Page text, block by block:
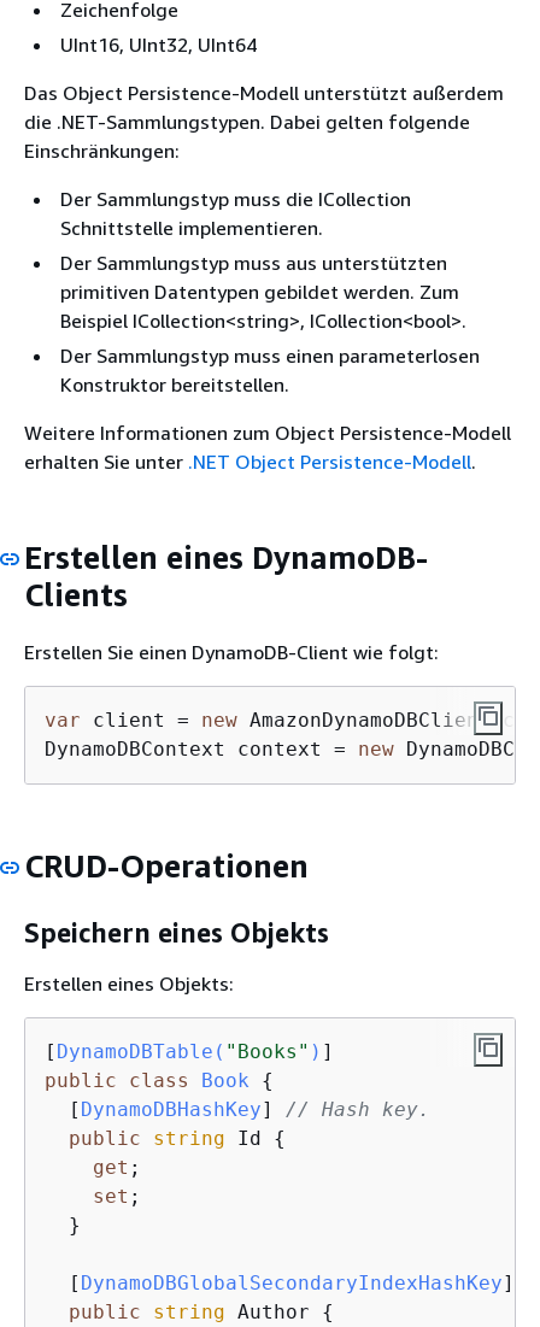
Zeichenfolge
UInt16, UInt32, UInt64
Das Object Persistence-Modell unterstützt außerdem
die .NET-Sammlungstypen. Dabei gelten folgende
Einschränkungen:
Der Sammlungstyp muss die ICollection
Schnittstelle implementieren.
Der Sammlungstyp muss aus unterstützten
primitiven Datentypen gebildet werden. Zum
Beispiel ICollection<string>, ICollection<bool>.
Der Sammlungstyp muss einen parameterlosen
Konstruktor bereitstellen.
Weitere Informationen zum Object Persistence-Modell
erhalten Sie unter .NET Object Persistence-Modell.
Erstellen eines DynamoDB-
Clients
Erstellen Sie einen DynamoDB-Client wie folgt:
var client = new
DynamoDBContext context = new
CRUD-Operationen
Speichern eines Objekts
Erstellen eines Objekts:
[ DynamoDBTable( "Books" )
public
class Book
{
  [
DynamoDBHashKey] // Hash key.
public
string Id {
get ;
set ;
  }
  [
DynamoDBGlobalSecondaryIndexHashKey]
public
string Author {